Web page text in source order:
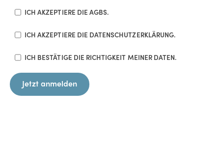
ICH AKZEPTIERE DIE AGBS.
ICH AKZEPTIERE DIE DATENSCHUTZERKLÄRUNG.
ICH BESTÄTIGE DIE RICHTIGKEIT MEINER DATEN.
Jetzt anmelden